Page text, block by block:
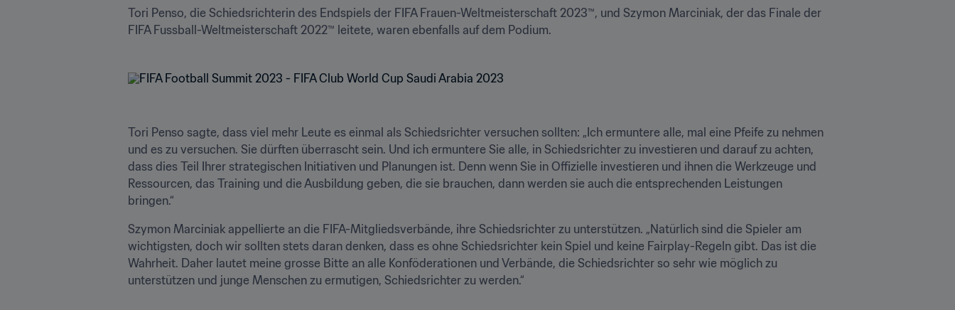
Tori Penso, die Schiedsrichterin des Endspiels der FIFA Frauen-Weltmeisterschaft 2023™, und Szymon Marciniak, der das Finale der
FIFA Fussball-Weltmeisterschaft 2022™ leitete, waren ebenfalls auf dem Podium.
Tori Penso sagte, dass viel mehr Leute es einmal als Schiedsrichter versuchen sollten: „Ich ermuntere alle, mal eine Pfeife zu nehmen
und es zu versuchen. Sie dürften überrascht sein. Und ich ermuntere Sie alle, in Schiedsrichter zu investieren und darauf zu achten,
dass dies Teil Ihrer strategischen Initiativen und Planungen ist. Denn wenn Sie in Offizielle investieren und ihnen die Werkzeuge und
Ressourcen, das Training und die Ausbildung geben, die sie brauchen, dann werden sie auch die entsprechenden Leistungen
bringen.“
Szymon Marciniak appellierte an die FIFA-Mitgliedsverbände, ihre Schiedsrichter zu unterstützen. „Natürlich sind die Spieler am
wichtigsten, doch wir sollten stets daran denken, dass es ohne Schiedsrichter kein Spiel und keine Fairplay-Regeln gibt. Das ist die
Wahrheit. Daher lautet meine grosse Bitte an alle Konföderationen und Verbände, die Schiedsrichter so sehr wie möglich zu
unterstützen und junge Menschen zu ermutigen, Schiedsrichter zu werden.“